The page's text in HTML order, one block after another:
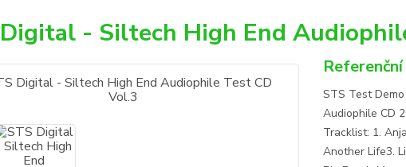
- Siltech High End
STS Test
Audiophile CD
Tracklist: 1.
Another Life3.